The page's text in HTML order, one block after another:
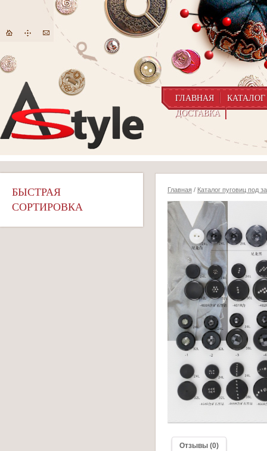
ГЛАВНАЯ
КАТАЛОГ
ДОСТАВКА
БЫСТРАЯ
СОРТИРОВКА
Главная / Каталог пуговиц под
Отзывы (0)